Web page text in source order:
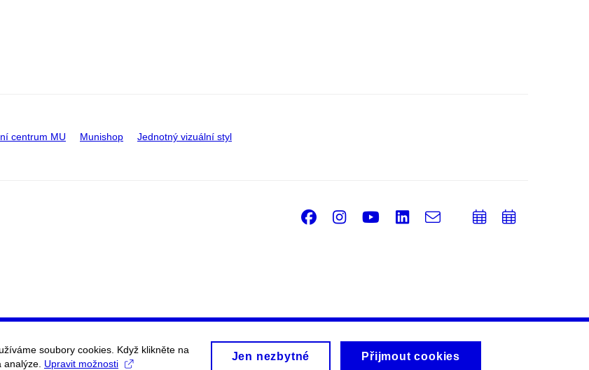
centrum MU Munishop Jednotný vizuální styl
Facebook
Instagram
Youtube
LinkedIn
e-
PřidatPřidat
soubory cookies. Když klikněte na
Upravit možnosti
Jen nezbytné Přijmout cookies